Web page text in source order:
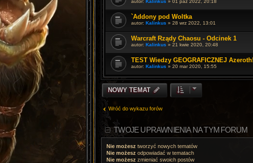
autor: Kalinkus » 01 paź 2022, 20:18
`Addony pod Woltka
autor: Kalinkus » 28 wrz 2022, 13:01
Warcraft Rządy Chaosu - Odcinek 1
autor: Kalinkus » 21 kwie 2020, 20:48
TEST Wiedzy GEOGRAFICZNEJ
autor: Kalinkus » 20 mar 2020, 15:55
NOWY TEMAT
Wróć do wykazu forów
TWOJE UPRAWNIENIA NA TYM FORUM
Nie możesz tworzyć nowych tematów
Nie możesz odpowiadać w tematach
Nie możesz zmieniać swoich postów